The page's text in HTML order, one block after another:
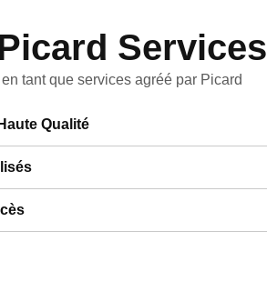
Services
tant que services agréé par Picard
Qualité